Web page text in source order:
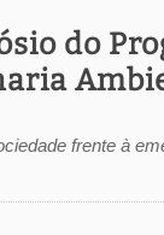
do
frente à